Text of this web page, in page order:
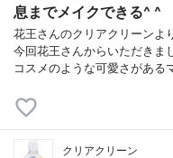
息までメイクできる^ ^
花王さんのクリアクリーンよ
今回花王さんからいただきま
コスメのような可愛さがある
クリアクリーン